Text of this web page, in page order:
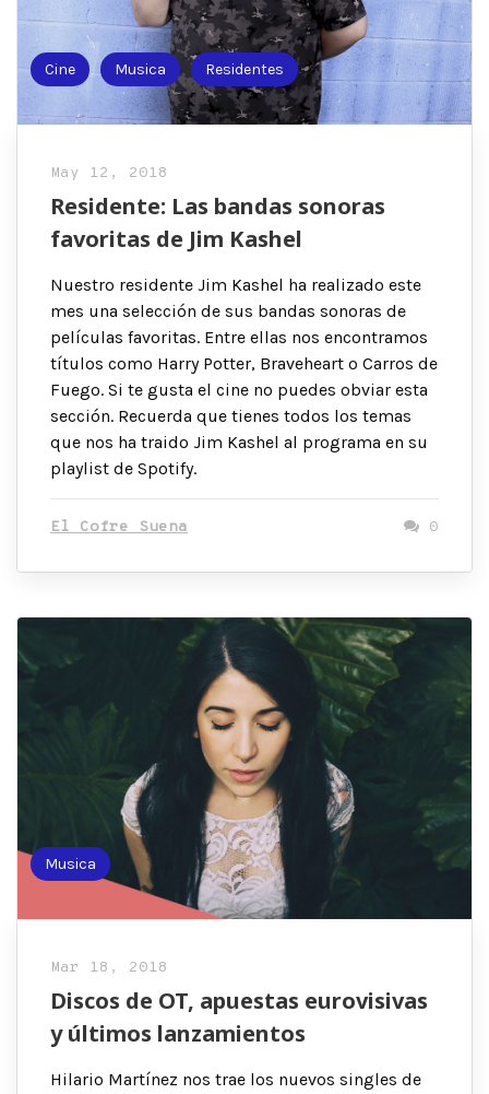
Cine Musica Residentes
May 12, 2018
Residente: Las bandas sonoras
favoritas de Jim Kashel
Nuestro residente Jim Kashel ha realizado este
mes una selección de sus bandas sonoras de
películas favoritas. Entre ellas nos encontramos
títulos como Harry Potter, Braveheart o Carros de
Fuego. Si te gusta el cine no puedes obviar esta
sección. Recuerda que tienes todos los temas
que nos ha traido Jim Kashel al programa en su
playlist de Spotify.
El Cofre Suena 0
Musica
Mar 18, 2018
Discos de OT, apuestas eurovisivas
y últimos lanzamientos
Hilario Martínez nos trae los nuevos singles de